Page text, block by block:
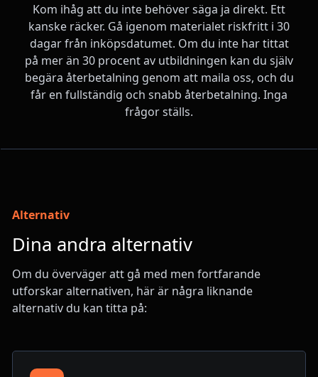
Kom ihåg att du inte behöver säga ja direkt. Ett
kanske räcker. Gå igenom materialet riskfritt i 30
dagar från inköpsdatumet. Om du inte har tittat
på mer än 30 procent av utbildningen kan du själv
begära återbetalning genom att maila oss, och du
får en fullständig och snabb återbetalning. Inga
frågor ställs.
Alternativ
Dina andra alternativ
Om du överväger att gå med men fortfarande
utforskar alternativen, här är några liknande
alternativ du kan titta på: